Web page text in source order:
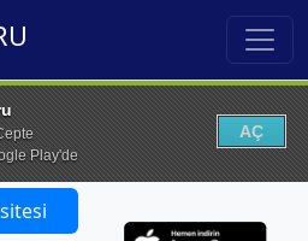
Play'de
AÇ